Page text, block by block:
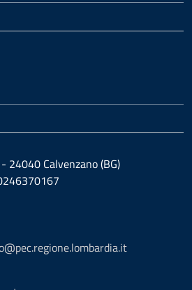
24040 Calvenzano (BG)